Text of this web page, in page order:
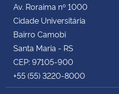
Av. Roraima nº 1000
Cidade Universitária
Bairro Camobi
Santa Maria - RS
CEP: 97105-900
+55 (55) 3220-8000